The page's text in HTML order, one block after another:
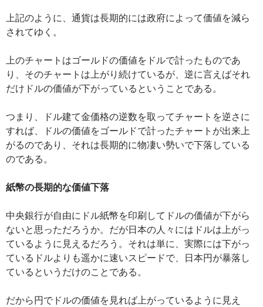
上記のように、通貨は長期的には政府によって価値を減ら
されてゆく。
上のチャートはゴールドの価値をドルで計ったものであ
り、そのチャートは上がり続けているが、逆に言えばそれ
だけドルの価値が下がっているということである。
つまり、ドル建て金価格の逆数を取ってチャートを逆さに
すれば、ドルの価値をゴールドで計ったチャートが出来上
がるのであり、それは長期的に物凄い勢いで下落している
のである。
紙幣の長期的な価値下落
中央銀行が自由にドル紙幣を印刷してドルの価値が下がら
ないと思っただろうか。だが日本の人々にはドルは上がっ
ているように見えるだろう。それは単に、実際には下がっ
ているドルよりも遥かに速いスピードで、日本円が暴落し
ているというだけのことである。
だから円でドルの価値を見れば上がっているように見え